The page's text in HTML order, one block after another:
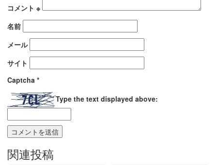
コメント ※
名前
メール
サイト
Captcha *
Type the text displayed above:
関連投稿